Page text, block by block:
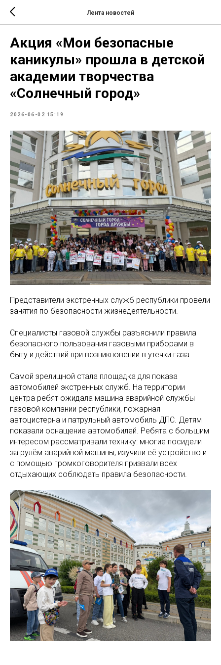
Лента новостей
Акция «Мои безопасные
каникулы» прошла в детской
академии творчества
«Солнечный город»
2026-06-02 15:19
Представители экстренных служб республики провели
занятия по безопасности жизнедеятельности.
Специалисты газовой службы разъяснили правила
безопасного пользования газовыми приборами в
быту и действий при возникновении в утечки газа.
Самой зрелищной стала площадка для показа
автомобилей экстренных служб. На территории
центра ребят ожидала машина аварийной службы
газовой компании республики, пожарная
автоцистерна и патрульный автомобиль ДПС. Детям
показали оснащение автомобилей. Ребята с большим
интересом рассматривали технику: многие посидели
за рулём аварийной машины, изучили её устройство и
с помощью громкоговорителя призвали всех
отдыхающих соблюдать правила безопасности.